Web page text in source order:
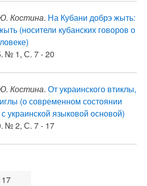
Костина. На Кубани добрэ жыть:
(носители кубанских говоров о
№ 1, С. 7 - 20
Костина. От украинского втиклы,
(о современном состоянии
украинской языковой основой)
№ 2, С. 7 - 17